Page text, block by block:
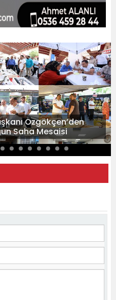
Özgökçen’den
Saha Mesaisi